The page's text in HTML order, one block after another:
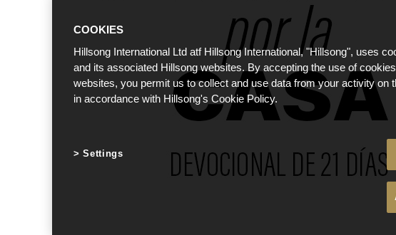
COOKIES
Hillsong International Ltd atf Hillsong International, "Hillsong", uses
and its associated Hillsong websites. By accepting the use of
websites, you permit us to collect and use data from your activity on
in accordance with Hillsong's Cookie Policy.
Settings